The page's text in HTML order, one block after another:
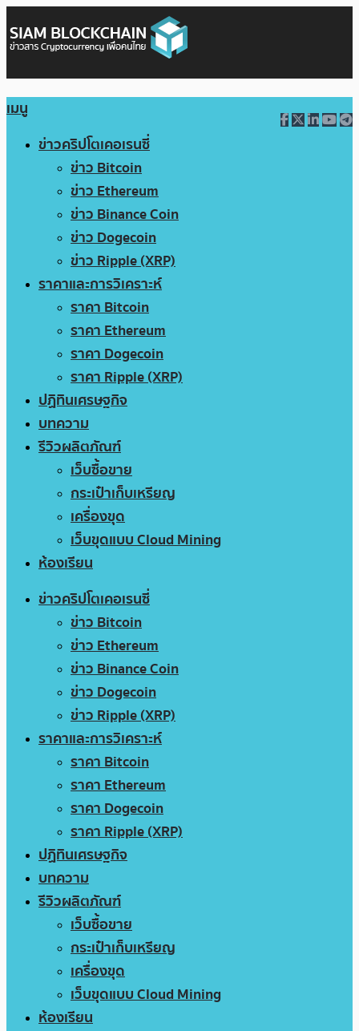
เมนู
ข่าวคริปโตเคอเรนซี่
ข่าว Bitcoin
ข่าว Ethereum
ข่าว Binance Coin
ข่าว Dogecoin
ข่าว Ripple (XRP)
ราคาและการวิเคราะห์
ราคา Bitcoin
ราคา Ethereum
ราคา Dogecoin
ราคา Ripple (XRP)
ปฏิทินเศรษฐกิจ
บทความ
รีวิวผลิตภัณฑ์
เว็บซื้อขาย
กระเป๋าเก็บเหรียญ
เครื่องขุด
เว็บขุดแบบ Cloud Mining
ห้องเรียน
ข่าวคริปโตเคอเรนซี่
ข่าว Bitcoin
ข่าว Ethereum
ข่าว Binance Coin
ข่าว Dogecoin
ข่าว Ripple (XRP)
ราคาและการวิเคราะห์
ราคา Bitcoin
ราคา Ethereum
ราคา Dogecoin
ราคา Ripple (XRP)
ปฏิทินเศรษฐกิจ
บทความ
รีวิวผลิตภัณฑ์
เว็บซื้อขาย
กระเป๋าเก็บเหรียญ
เครื่องขุด
เว็บขุดแบบ Cloud Mining
ห้องเรียน